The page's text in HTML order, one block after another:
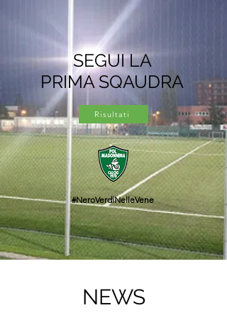
SEGUI LA
PRIMA SQAUDRA
Risultati
#NeroVerdiNelleVene
NEWS